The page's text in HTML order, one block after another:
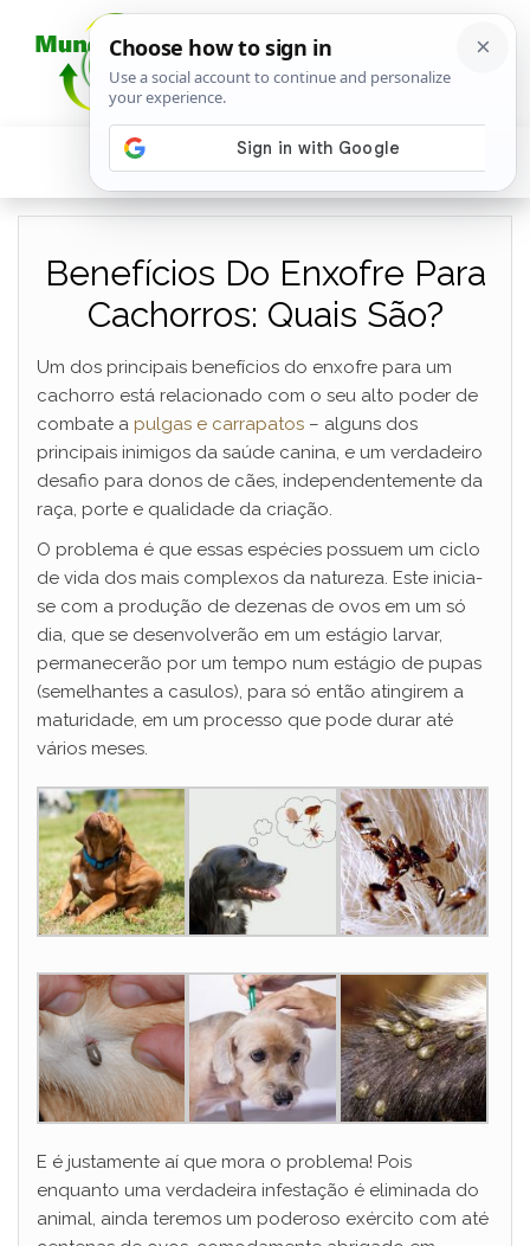
Benefícios Do Enxofre Para
Cachorros: Quais São?
Um dos principais benefícios do enxofre para um
cachorro está relacionado com o seu alto poder de
combate a pulgas e carrapatos – alguns dos
principais inimigos da saúde canina, e um verdadeiro
desafio para donos de cães, independentemente da
raça, porte e qualidade da criação.
O problema é que essas espécies possuem um ciclo
de vida dos mais complexos da natureza. Este inicia-
se com a produção de dezenas de ovos em um só
dia, que se desenvolverão em um estágio larvar,
permanecerão por um tempo num estágio de pupas
(semelhantes a casulos), para só então atingirem a
maturidade, em um processo que pode durar até
vários meses.
E é justamente aí que mora o problema! Pois
enquanto uma verdadeira infestação é eliminada do
animal, ainda teremos um poderoso exército com até